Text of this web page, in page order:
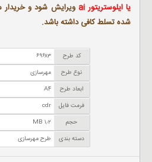
یا ایلوستریتور ai
ویرایش شود و خریدار
شده تسلط کافی داشته باشد.
کد طرح
۶۹۶۸۳
نوع طرح
مهرسازی
ابعاد طرح
A۴
فرمت فایل
cdr
حجم
MB ۱٫۲
دسته بندی
طرح مهرسازی